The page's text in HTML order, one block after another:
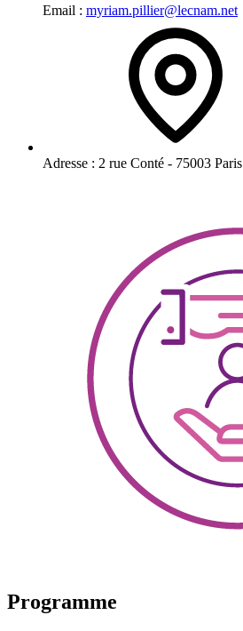
Email : myriam.pillier@lecnam.net
Adresse : 2 rue Conté - 75003 Paris
Programme